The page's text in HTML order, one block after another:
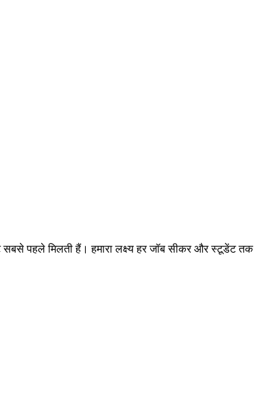
पहले मिलती हैं। हमारा लक्ष्य हर जॉब सीकर और स्टूडेंट तक